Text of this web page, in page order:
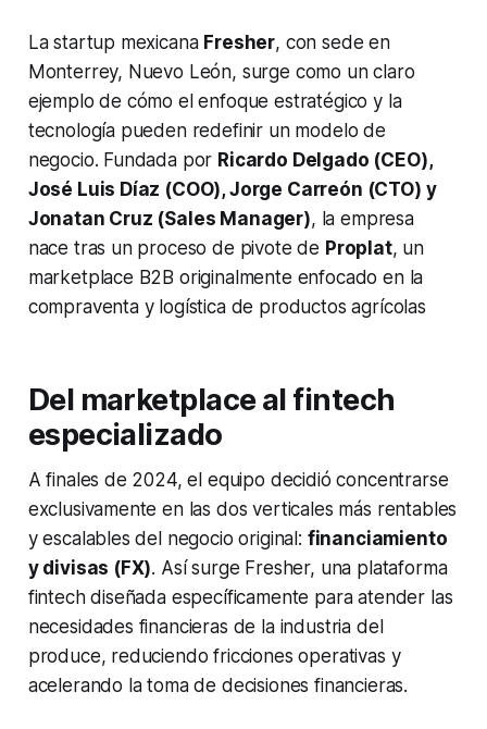
La startup mexicana Fresher, con sede en
Monterrey, Nuevo León, surge como un claro
ejemplo de cómo el enfoque estratégico y la
tecnología pueden redefinir un modelo de
negocio. Fundada por Ricardo Delgado (CEO),
José Luis Díaz (COO), Jorge Carreón (CTO) y
Jonatan Cruz (Sales Manager), la empresa
nace tras un proceso de pivote de Proplat, un
marketplace B2B originalmente enfocado en la
compraventa y logística de productos agrícolas
Del marketplace al fintech
especializado
A finales de 2024, el equipo decidió concentrarse
exclusivamente en las dos verticales más rentables
y escalables del negocio original: financiamiento
y divisas (FX). Así surge Fresher, una plataforma
fintech diseñada específicamente para atender las
necesidades financieras de la industria del
produce, reduciendo fricciones operativas y
acelerando la toma de decisiones financieras.